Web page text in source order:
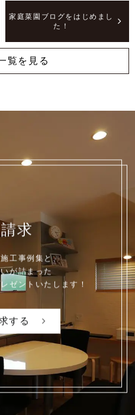
家庭菜園ブログをはじめまし
た！
覧を見る
求
工事例集と、
が詰まった
ゼントいたします！
する